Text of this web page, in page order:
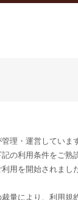
理・運営していま
の利用条件をご熟
用を開始されま
量により、利用規